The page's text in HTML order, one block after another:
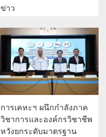
ข่าว
การเคหะฯ ผนึกกำลังภาค
วิชาการและองค์กรวิชาชีพ
หวังยกระดับมาตรฐาน